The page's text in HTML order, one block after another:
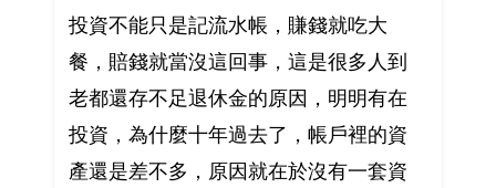
投資不能只是記流水帳，賺錢就吃大
餐，賠錢就當沒這回事，這是很多人到
老都還存不足退休金的原因，明明有在
投資，為什麼十年過去了，帳戶裡的資
產還是差不多，原因就在於沒有一套資